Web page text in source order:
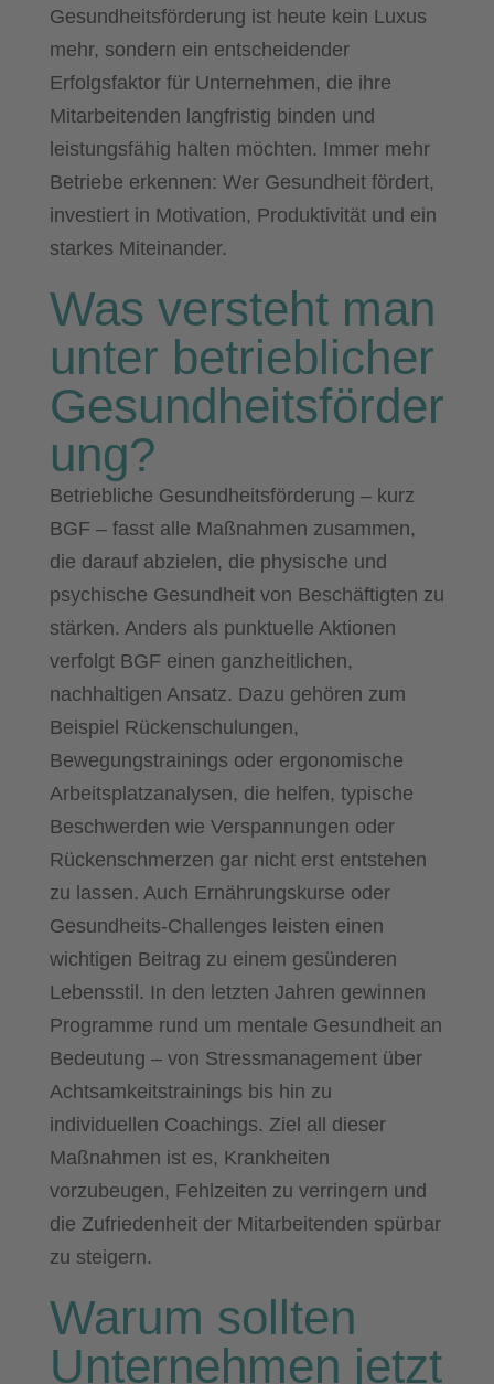
Gesundheitsförderung ist heute kein Luxus
mehr, sondern ein entscheidender
Erfolgsfaktor für Unternehmen, die ihre
Mitarbeitenden langfristig binden und
leistungsfähig halten möchten. Immer mehr
Betriebe erkennen: Wer Gesundheit fördert,
investiert in Motivation, Produktivität und ein
starkes Miteinander.
Was versteht man
unter betrieblicher
Gesundheitsförder
ung?
Betriebliche Gesundheitsförderung – kurz
BGF – fasst alle Maßnahmen zusammen,
die darauf abzielen, die physische und
psychische Gesundheit von Beschäftigten zu
stärken. Anders als punktuelle Aktionen
verfolgt BGF einen ganzheitlichen,
nachhaltigen Ansatz. Dazu gehören zum
Beispiel Rückenschulungen,
Bewegungstrainings oder ergonomische
Arbeitsplatzanalysen, die helfen, typische
Beschwerden wie Verspannungen oder
Rückenschmerzen gar nicht erst entstehen
zu lassen. Auch Ernährungskurse oder
Gesundheits-Challenges leisten einen
wichtigen Beitrag zu einem gesünderen
Lebensstil. In den letzten Jahren gewinnen
Programme rund um mentale Gesundheit an
Bedeutung – von Stressmanagement über
Achtsamkeitstrainings bis hin zu
individuellen Coachings. Ziel all dieser
Maßnahmen ist es, Krankheiten
vorzubeugen, Fehlzeiten zu verringern und
die Zufriedenheit der Mitarbeitenden spürbar
zu steigern.
Warum sollten
Unternehmen jetzt